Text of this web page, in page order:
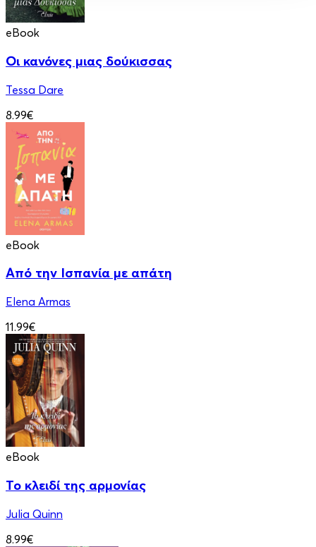
eBook
Οι κανόνες μιας δούκισσας
Tessa Dare
8.99€
eBook
Από την Ισπανία με απάτη
Elena Armas
11.99€
eBook
Το κλειδί της αρμονίας
Julia Quinn
8.99€